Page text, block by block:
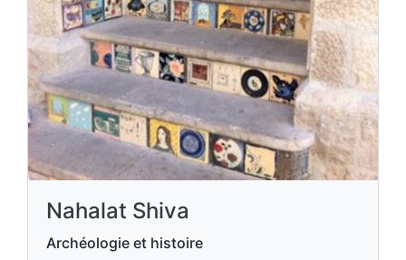
Nahalat Shiva
Archéologie et histoire